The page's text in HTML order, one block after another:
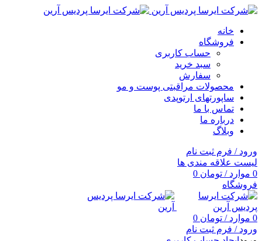
خانه
فروشگاه
حساب کاربری
سبد خرید
سفارش
محصولات مراقبتی پوست و مو
ساپورتهای ارتوپدی
تماس با ما
درباره ما
وبلاگ
ورود / فرم ثبت نام
لیست علاقه مندی ها
0 موارد / تومان
فروشگاه
0 موارد / تومان
ورود / فرم ثبت نام